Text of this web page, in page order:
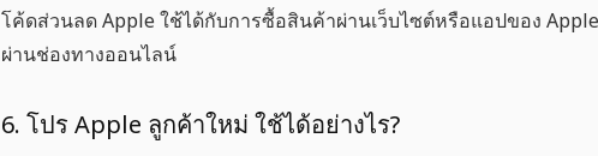
โค้ดส่วนลด Appleใช้ได้กับการซื้อสินค้าผ่านเว็บไซต์หรือแอปของ
ผ่านช่องทางออนไลน์
6. โปร Apple ลูกค้าใหม่ ใช้ได้อย่างไร?